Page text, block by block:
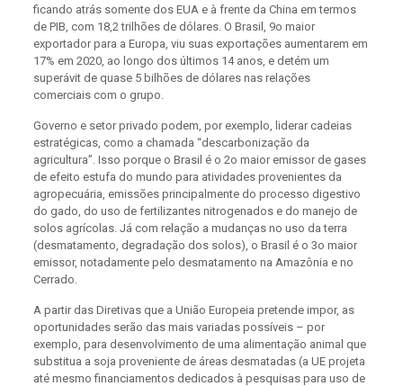
ficando atrás somente dos EUA e à frente da China em termos
de PIB, com 18,2 trilhões de dólares. O Brasil, 9o maior
exportador para a Europa, viu suas exportações aumentarem em
17% em 2020, ao longo dos últimos 14 anos, e detém um
superávit de quase 5 bilhões de dólares nas relações
comerciais com o grupo.
Governo e setor privado podem, por exemplo, liderar cadeias
estratégicas, como a chamada “descarbonização da
agricultura”. Isso porque o Brasil é o 2o maior emissor de gases
de efeito estufa do mundo para atividades provenientes da
agropecuária, emissões principalmente do processo digestivo
do gado, do uso de fertilizantes nitrogenados e do manejo de
solos agrícolas. Já com relação a mudanças no uso da terra
(desmatamento, degradação dos solos), o Brasil é o 3o maior
emissor, notadamente pelo desmatamento na Amazônia e no
Cerrado.
A partir das Diretivas que a União Europeia pretende impor, as
oportunidades serão das mais variadas possíveis – por
exemplo, para desenvolvimento de uma alimentação animal que
substitua a soja proveniente de áreas desmatadas (a UE projeta
até mesmo financiamentos dedicados à pesquisas para uso de